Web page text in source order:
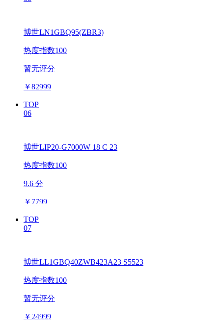
博世LN1GBQ95(ZBR3)
热度指数100
暂无评分
￥82999
TOP
06
博世LIP20-G7000W 18 C 23
热度指数100
9.6 分
￥ 7799
TOP
07
博世LL1GBQ40ZWB423A23 S5523
热度指数100
暂无评分
￥ 24999